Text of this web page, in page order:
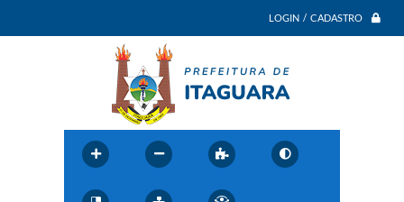
LOGIN / CADASTRO